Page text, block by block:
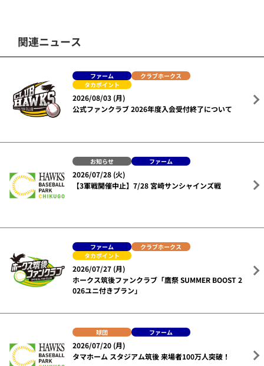
関連ニュース
ファーム
クラブホークス
タカポイント
2026/08/03 (月)
公式ファンクラブ 2026年度入会受付終了について
お知らせ ファーム
2026/07/28 (火)
【3軍戦開催中止】7/28 宮崎サンシャインズ戦
ファーム
クラブホークス
タカポイント
2026/07/27 (月)
ホークス筑後ファンクラブ「鷹祭 SUMMER BOOST 2
026ユニ付きプラン」
球団 ファーム
2026/07/20 (月)
タマホーム スタジアム筑後 来場者100万人突破！